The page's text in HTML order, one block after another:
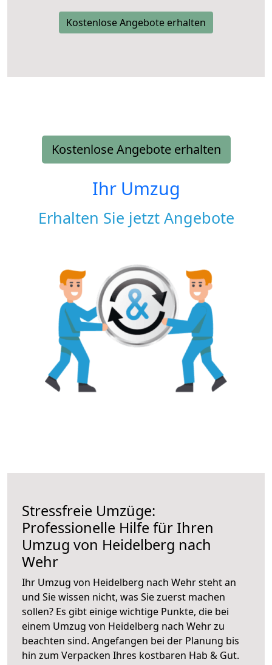
Kostenlose Angebote erhalten
Kostenlose Angebote erhalten
Ihr Umzug
Erhalten Sie jetzt Angebote
Stressfreie Umzüge:
Professionelle Hilfe für Ihren
Umzug von Heidelberg nach
Wehr
Ihr Umzug von Heidelberg nach Wehr steht an
und Sie wissen nicht, was Sie zuerst machen
sollen? Es gibt einige wichtige Punkte, die bei
einem Umzug von Heidelberg nach Wehr zu
beachten sind. Angefangen bei der Planung bis
hin zum Verpacken Ihres kostbaren Hab & Gut.